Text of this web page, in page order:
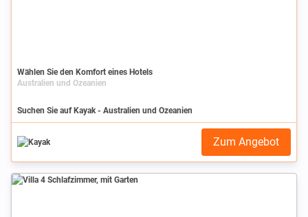
Wählen Sie den Komfort eines Hotels
Australien und Ozeanien
Suchen Sie auf Kayak - Australien und Ozeanien
Zum Angebot